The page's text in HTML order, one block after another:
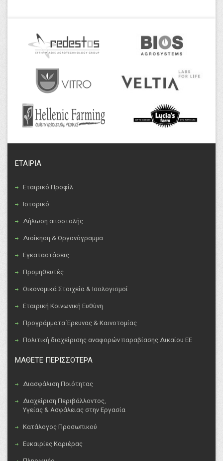
ΕΤΑΙΡΙΑ
Εταιρικό Προφίλ
Ιστορικό
Δήλωση αποστολής
Διοίκηση & Οργανόγραμμα
Εγκαταστάσεις
Προμηθευτές
Οικονομικά Στοιχεία & Ισολογισμοί
Εταιρική Κοινωνική Ευθύνη
Προγράμματα Έρευνας & Καινοτομίας
Πολιτική διαχείρισης αναφορών παραβίασης Δικαίου ΕΕ
ΜΑΘΕΤΕ ΠΕΡΙΣΣΟΤΕΡΑ
Διασφάλιση Ποιότητας
Διαχείριση Περιβάλλοντος,
Υγείας & Ασφάλειας στην Εργασία
Κατάλογος Προσωπικού
Ευκαιρίες Καριέρας